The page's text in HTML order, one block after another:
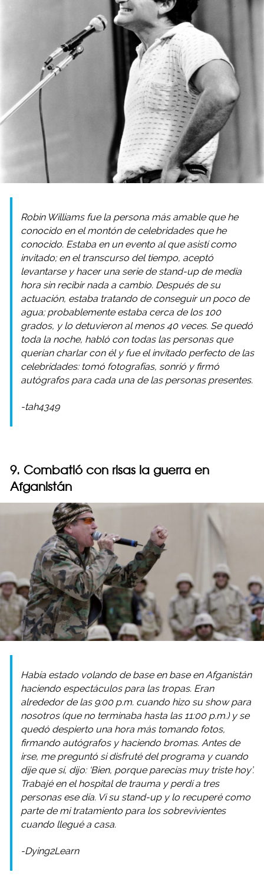
Robin Williams fue la persona más amable que he
conocido en el montón de celebridades que he
conocido. Estaba en un evento al que asistí como
invitado; en el transcurso del tiempo, aceptó
levantarse y hacer una serie de stand-up de media
hora sin recibir nada a cambio. Después de su
actuación, estaba tratando de conseguir un poco de
agua; probablemente estaba cerca de los 100
grados, y lo detuvieron al menos 40 veces. Se quedó
toda la noche, habló con todas las personas que
querían charlar con él y fue el invitado perfecto de las
celebridades: tomó fotografías, sonrió y firmó
autógrafos para cada una de las personas presentes.
-tah4349
9. Combatió con risas la guerra en
Afganistán
Había estado volando de base en base en Afganistán
haciendo espectáculos para las tropas. Eran
alrededor de las 9:00 p.m. cuando hizo su show para
nosotros (que no terminaba hasta las 11:00 p.m.) y se
quedó despierto una hora más tomando fotos,
firmando autógrafos y haciendo bromas. Antes de
irse, me preguntó si disfruté del programa y ​​cuando
dije que sí, dijo: ‘Bien, porque parecías muy triste hoy’.
Trabajé en el hospital de trauma y perdí a tres
personas ese día. Vi su stand-up y lo recuperé como
parte de mi tratamiento para los sobrevivientes
cuando llegué a casa.
-Dying2Learn